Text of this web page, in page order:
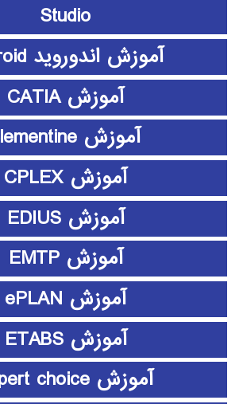
Studio
آموزش اندوروید android
آموزش CATIA
آموزش clementine
آموزش CPLEX
آموزش EDIUS
آموزش EMTP
آموزش ePLAN
آموزش ETABS
آموزش expert choice